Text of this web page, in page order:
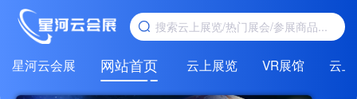
星河云会展 网站首页 云上展览 VR展馆 云